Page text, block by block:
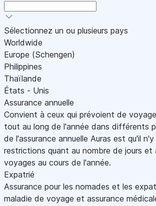
Sélectionnez un ou plusieurs pays
Worldwide
Europe (Schengen)
Philippines
Thaïlande
États - Unis
Assurance annuelle
Convient à ceux qui prévoient de
tout au long de l'année dans différents
de l'assurance annuelle Auras est qu'il
restrictions quant au nombre de jours et
voyages au cours de l'année.
Expatrié
Assurance pour les nomades et les
maladie de voyage et assurance